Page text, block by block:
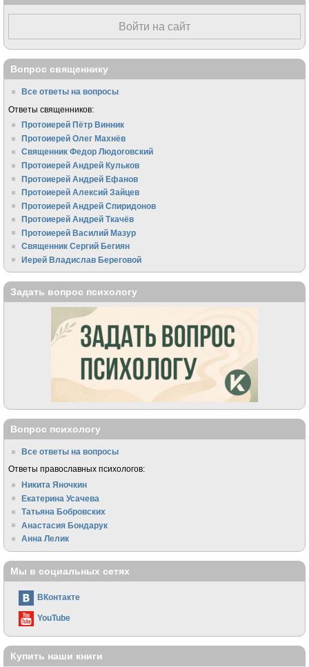
Войти на сайт
Вопрос священнику
Все ответы на вопросы
Ответы священников:
Протоиерей Пётр Винник
Протоиерей Олег Махнёв
Священник Федор Людоговский
Протоиерей Андрей Кульков
Протоиерей Андрей Ефанов
Протоиерей Алексий Зайцев
Протоиерей Андрей Спиридонов
Протоиерей Андрей Ткачёв
Протоиерей Василий Мазур
Священник Сергий Бегиян
Иерей Владислав Береговой
Задать вопрос психологу
Вопрос психологу
Все ответы на вопросы
Ответы православных психологов:
Никита Яночкин
Екатерина Усачева
Татьяна Бобровских
Анастасия Бондарук
Анна Лелик
Мы в социальных сетях
ВКонтакте
YouTube
Купить наши книги